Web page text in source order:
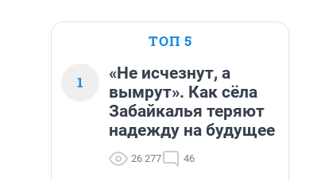
ТОП 5
1
«Не исчезнут, а
вымрут». Как сёла
Забайкалья теряют
надежду на будущее
26 277 46